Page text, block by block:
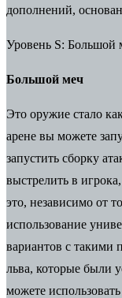
дополнений,
Уровень S: Большой
Большой меч
Это оружие стало
арене вы можете
запустить сборку
выстрелить в
это, независимо от
использование
вариантов с такими
льва, которые были
можете